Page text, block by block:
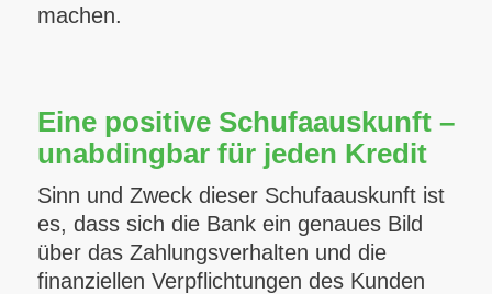
machen.
Eine positive Schufaauskunft –
unabdingbar für jeden Kredit
Sinn und Zweck dieser Schufaauskunft ist
es, dass sich die Bank ein genaues Bild
über das Zahlungsverhalten und die
finanziellen Verpflichtungen des Kunden